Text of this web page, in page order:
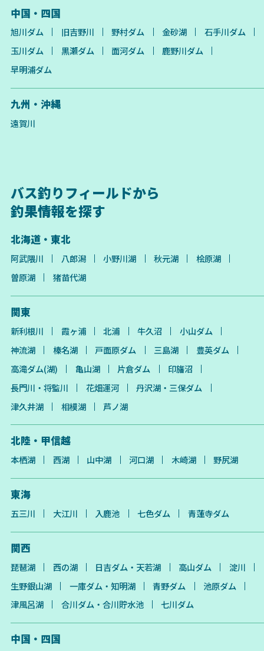
中国・四国
旭川ダム 旧吉野川 野村ダム 金砂湖
石手川ダム
玉川ダム
黒瀬ダム 面河ダム
鹿野川ダム
早明浦ダム
九州・沖縄
遠賀川
バス釣りフィールドから
釣果情報を探す
北海道・東北
阿武隈川 八郎潟 小野川湖 秋元湖
桧原湖
曽原湖
猪苗代湖
関東
新利根川 霞ヶ浦 北浦 牛久沼
小山ダム
神流湖
榛名湖 戸面原ダム 三島湖
豊英ダム
高滝ダム(湖)
亀山湖 片倉ダム
印旛沼
長門川・将監川
花畑運河
丹沢湖・三保ダム
津久井湖
相模湖 芦ノ湖
北陸・甲信越
本栖湖 西湖 山中湖 河口湖 木崎湖 野尻湖
東海
五三川 大江川 入鹿池 七色ダム 青蓮寺ダム
関西
琵琶湖 西の湖 日吉ダム・天若湖 高山ダム
淀川
生野銀山湖
一庫ダム・知明湖 青野ダム
池原ダム
津風呂湖
合川ダム・合川貯水池 七川ダム
中国・四国